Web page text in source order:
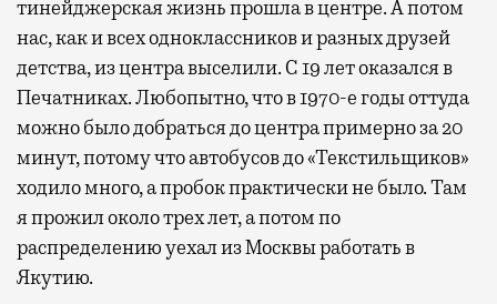
тинейджерская жизнь прошла в центре. А потом
нас, как и всех одноклассников и разных друзей
детства, из центра выселили. С 19 лет оказался в
Печатниках. Любопытно, что в 1970-е годы оттуда
можно было добраться до центра примерно за 20
минут, потому что автобусов до «Текстильщиков»
ходило много, а пробок практически не было. Там
я прожил около трех лет, а потом по
распределению уехал из Москвы работать в
Якутию.